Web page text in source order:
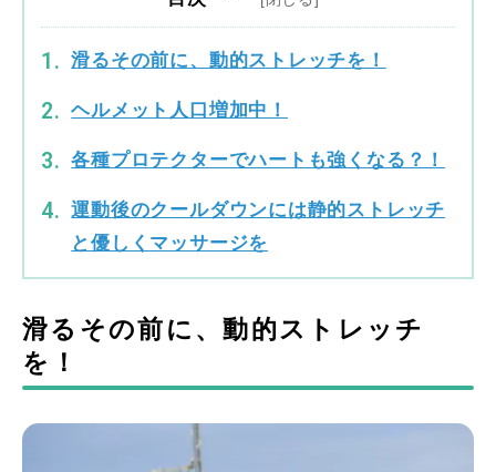
滑るその前に、動的ストレッチを！
ヘルメット人口増加中！
各種プロテクターでハートも強くなる？！
運動後のクールダウンには静的ストレッチ
と優しくマッサージを
滑るその前に、動的ストレッチ
を！